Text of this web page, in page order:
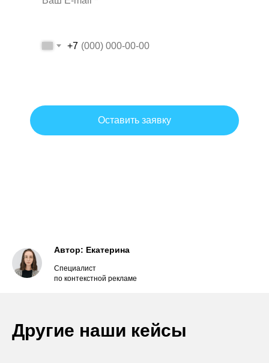
+7
Оставить заявку
Автор: Екатерина
Специалист
по контекстной рекламе
Другие наши кейсы